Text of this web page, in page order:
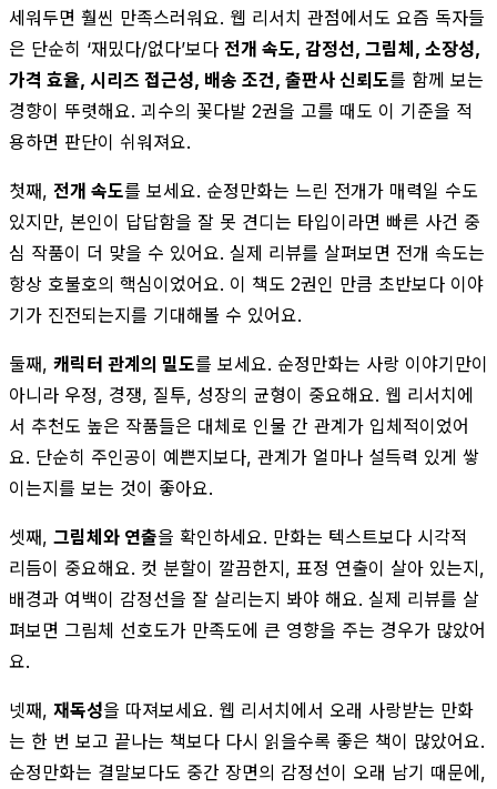
세워두면 훨씬 만족스러워요. 웹 리서치 관점에서도 요즘 독자들
은 단순히 ‘재밌다/없다’보다 전개 속도, 감정선, 그림체, 소장성,
가격 효율, 시리즈 접근성, 배송 조건, 출판사 신뢰도를 함께 보는
경향이 뚜렷해요. 괴수의 꽃다발 2권을 고를 때도 이 기준을 적
용하면 판단이 쉬워져요.
첫째, 전개 속도를 보세요. 순정만화는 느린 전개가 매력일 수도
있지만, 본인이 답답함을 잘 못 견디는 타입이라면 빠른 사건 중
심 작품이 더 맞을 수 있어요. 실제 리뷰를 살펴보면 전개 속도는
항상 호불호의 핵심이었어요. 이 책도 2권인 만큼 초반보다 이야
기가 진전되는지를 기대해볼 수 있어요.
둘째, 캐릭터 관계의 밀도를 보세요. 순정만화는 사랑 이야기만이
아니라 우정, 경쟁, 질투, 성장의 균형이 중요해요. 웹 리서치에
서 추천도 높은 작품들은 대체로 인물 간 관계가 입체적이었어
요. 단순히 주인공이 예쁜지보다, 관계가 얼마나 설득력 있게 쌓
이는지를 보는 것이 좋아요.
셋째, 그림체와 연출을 확인하세요. 만화는 텍스트보다 시각적
리듬이 중요해요. 컷 분할이 깔끔한지, 표정 연출이 살아 있는지,
배경과 여백이 감정선을 잘 살리는지 봐야 해요. 실제 리뷰를 살
펴보면 그림체 선호도가 만족도에 큰 영향을 주는 경우가 많았어
요.
넷째, 재독성을 따져보세요. 웹 리서치에서 오래 사랑받는 만화
는 한 번 보고 끝나는 책보다 다시 읽을수록 좋은 책이 많았어요.
순정만화는 결말보다도 중간 장면의 감정선이 오래 남기 때문에,